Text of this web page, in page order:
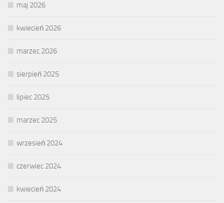
maj 2026
kwiecień 2026
marzec 2026
sierpień 2025
lipiec 2025
marzec 2025
wrzesień 2024
czerwiec 2024
kwiecień 2024